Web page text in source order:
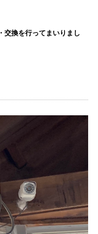
交換を行ってまいりまし